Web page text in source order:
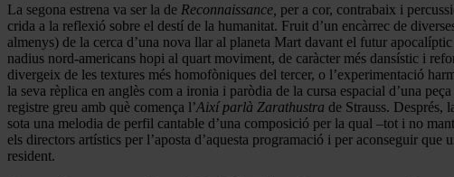
La segona estrena va ser la de Reconnaissance, per a cor, contrabaix i
crida a la reflexió sobre el destí de la humanitat. Fruit d’un encàrrec de
almenys) de la cerca d’una nova llar al planeta Mart davant el futur
nadius nord-americans hopi al quart moviment, de caràcter més dansístic i
divergeix de les textures més homofòniques del tercer, o l’experimentació
la seva rèplica en anglès com a ironia i paròdia de la cursa espacial d’una
registre greu amb què comença l’Així parlà Zarathustra de Strauss. Després,
sota una melodia de perfil cantable d’una composició per la qual –tot i no
els directors artístics per l’aposta d’aquesta programació i per aconseguir
resident.